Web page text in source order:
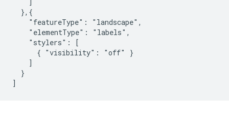
  },{
    "featureType": "landscape",
    "elementType": "labels",
    "stylers": [
      { "visibility": "off" }
    ]
  }
]